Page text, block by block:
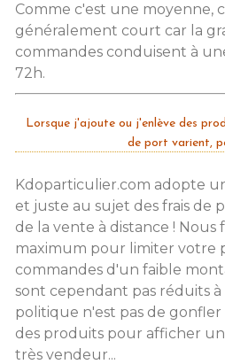
Comme c'est une moyenne,
généralement court car la
commandes conduisent à
72h.
Lorsque j'ajoute ou j'enlève des
de port varient,
Kdoparticulier.com adopte
et juste au sujet des frais de
de la vente à distance ! Nous
maximum pour limiter votre
commandes d'un faible
sont cependant pas réduits
politique n'est pas de
des produits pour afficher
très vendeur...